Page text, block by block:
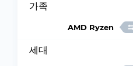
가족
AMD Ryzen
세대